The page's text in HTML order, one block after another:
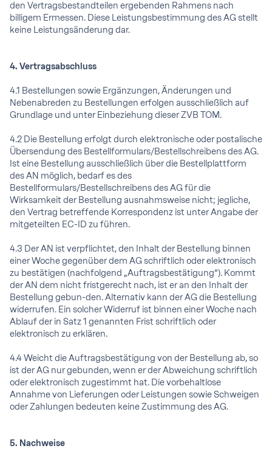
den Vertragsbestandteilen ergebenden Rahmens nach
billigem Ermessen. Diese Leistungsbestimmung des AG stellt
keine Leistungsänderung dar.
4. Vertragsabschluss
4.1 Bestellungen sowie Ergänzungen, Änderungen und
Nebenabreden zu Bestellungen erfolgen ausschließlich auf
Grundlage und unter Einbeziehung dieser ZVB TOM.
4.2 Die Bestellung erfolgt durch elektronische oder postalische
Übersendung des Bestellformulars/Bestellschreibens des AG.
Ist eine Bestellung ausschließlich über die Bestellplattform
des AN möglich, bedarf es des
Bestellformulars/Bestellschreibens des AG für die
Wirksamkeit der Bestellung ausnahmsweise nicht; jegliche,
den Vertrag betreffende Korrespondenz ist unter Angabe der
mitgeteilten EC-ID zu führen.
4.3 Der AN ist verpflichtet, den Inhalt der Bestellung binnen
einer Woche gegenüber dem AG schriftlich oder elektronisch
zu bestätigen (nachfolgend „Auftragsbestätigung“). Kommt
der AN dem nicht fristgerecht nach, ist er an den Inhalt der
Bestellung gebun-den. Alternativ kann der AG die Bestellung
widerrufen. Ein solcher Widerruf ist binnen einer Woche nach
Ablauf der in Satz 1 genannten Frist schriftlich oder
elektronisch zu erklären.
4.4 Weicht die Auftragsbestätigung von der Bestellung ab, so
ist der AG nur gebunden, wenn er der Abweichung schriftlich
oder elektronisch zugestimmt hat. Die vorbehaltlose
Annahme von Lieferungen oder Leistungen sowie Schweigen
oder Zahlungen bedeuten keine Zustimmung des AG.
5. Nachweise